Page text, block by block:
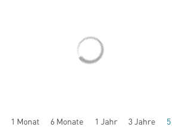
1 Monat 6 Monate 1 Jahr 3 Jahre